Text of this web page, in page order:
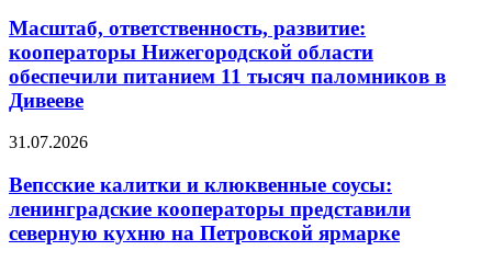
Масштаб, ответственность, развитие:
кооператоры Нижегородской области
обеспечили питанием 11 тысяч паломников в
Дивееве
31.07.2026
Вепсские калитки и клюквенные соусы:
ленинградские кооператоры представили
северную кухню на Петровской ярмарке